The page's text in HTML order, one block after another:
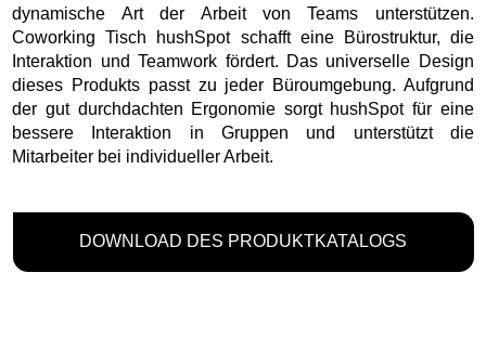
dynamische Art der Arbeit von Teams unterstützen.
Coworking Tisch hushSpot schafft eine Bürostruktur, die
Interaktion und Teamwork fördert. Das universelle Design
dieses Produkts passt zu jeder Büroumgebung. Aufgrund
der gut durchdachten Ergonomie sorgt hushSpot für eine
bessere Interaktion in Gruppen und unterstützt die
Mitarbeiter bei individueller Arbeit.
DOWNLOAD DES PRODUKTKATALOGS